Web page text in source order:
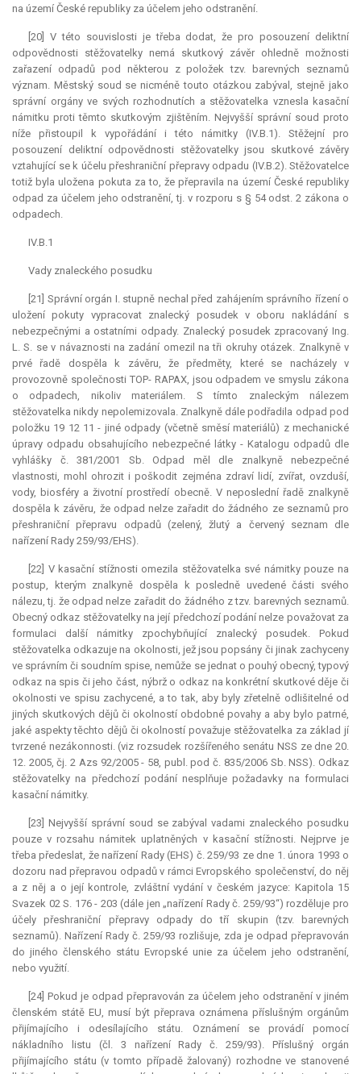
na území České republiky za účelem jeho odstranění.
[20] V této souvislosti je třeba dodat, že pro posouzení deliktní
odpovědnosti stěžovatelky nemá skutkový závěr ohledně možnosti
zařazení odpadů pod některou z položek tzv. barevných seznamů
význam. Městský soud se nicméně touto otázkou zabýval, stejně jako
správní orgány ve svých rozhodnutích a stěžovatelka vznesla kasační
námitku proti těmto skutkovým zjištěním. Nejvyšší správní soud proto
níže přistoupil k vypořádání i této námitky (IV.B.1). Stěžejní pro
posouzení deliktní odpovědnosti stěžovatelky jsou skutkové závěry
vztahující se k účelu přeshraniční přepravy odpadu (IV.B.2). Stěžovatelce
totiž byla uložena pokuta za to, že přepravila na území České republiky
odpad za účelem jeho odstranění, tj. v rozporu s § 54 odst. 2 zákona o
odpadech.
IV.B.1
Vady znaleckého posudku
[21] Správní orgán I. stupně nechal před zahájením správního řízení o
uložení pokuty vypracovat znalecký posudek v oboru nakládání s
nebezpečnými a ostatními odpady. Znalecký posudek zpracovaný Ing.
L. S. se v návaznosti na zadání omezil na tři okruhy otázek. Znalkyně v
prvé řadě dospěla k závěru, že předměty, které se nacházely v
provozovně společnosti TOP- RAPAX, jsou odpadem ve smyslu zákona
o odpadech, nikoliv materiálem. S tímto znaleckým nálezem
stěžovatelka nikdy nepolemizovala. Znalkyně dále podřadila odpad pod
položku 19 12 11 - jiné odpady (včetně směsí materiálů) z mechanické
úpravy odpadu obsahujícího nebezpečné látky - Katalogu odpadů dle
vyhlášky č. 381/2001 Sb. Odpad měl dle znalkyně nebezpečné
vlastnosti, mohl ohrozit i poškodit zejména zdraví lidí, zvířat, ovzduší,
vody, biosféry a životní prostředí obecně. V neposlední řadě znalkyně
dospěla k závěru, že odpad nelze zařadit do žádného ze seznamů pro
přeshraniční přepravu odpadů (zelený, žlutý a červený seznam dle
nařízení Rady 259/93/EHS).
[22] V kasační stížnosti omezila stěžovatelka své námitky pouze na
postup, kterým znalkyně dospěla k posledně uvedené části svého
nálezu, tj. že odpad nelze zařadit do žádného z tzv. barevných seznamů.
Obecný odkaz stěžovatelky na její předchozí podání nelze považovat za
formulaci další námitky zpochybňující znalecký posudek. Pokud
stěžovatelka odkazuje na okolnosti, jež jsou popsány či jinak zachyceny
ve správním či soudním spise, nemůže se jednat o pouhý obecný, typový
odkaz na spis či jeho část, nýbrž o odkaz na konkrétní skutkové děje či
okolnosti ve spisu zachycené, a to tak, aby byly zřetelně odlišitelné od
jiných skutkových dějů či okolností obdobné povahy a aby bylo patrné,
jaké aspekty těchto dějů či okolností považuje stěžovatelka za základ jí
tvrzené nezákonnosti. (viz rozsudek rozšířeného senátu NSS ze dne 20.
12. 2005, čj. 2 Azs 92/2005 - 58, publ. pod č. 835/2006 Sb. NSS). Odkaz
stěžovatelky na předchozí podání nesplňuje požadavky na formulaci
kasační námitky.
[23] Nejvyšší správní soud se zabýval vadami znaleckého posudku
pouze v rozsahu námitek uplatněných v kasační stížnosti. Nejprve je
třeba předeslat, že nařízení Rady (EHS) č. 259/93 ze dne 1. února 1993 o
dozoru nad přepravou odpadů v rámci Evropského společenství, do něj
a z něj a o její kontrole, zvláštní vydání v českém jazyce: Kapitola 15
Svazek 02 S. 176 - 203 (dále jen „nařízení Rady č. 259/93“) rozděluje pro
účely přeshraniční přepravy odpady do tří skupin (tzv. barevných
seznamů). Nařízení Rady č. 259/93 rozlišuje, zda je odpad přepravován
do jiného členského státu Evropské unie za účelem jeho odstranění,
nebo využití.
[24] Pokud je odpad přepravován za účelem jeho odstranění v jiném
členském státě EU, musí být přeprava oznámena příslušným orgánům
přijímajícího i odesílajícího státu. Oznámení se provádí pomocí
nákladního listu (čl. 3 nařízení Rady č. 259/93). Příslušný orgán
přijímajícího státu (v tomto případě žalovaný) rozhodne ve stanovené